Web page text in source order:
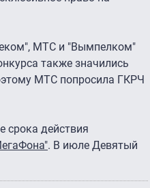
МТС и "Вымпелком"
также значились
МТС попросила ГКРЧ
срока действия
. В июле Девятый